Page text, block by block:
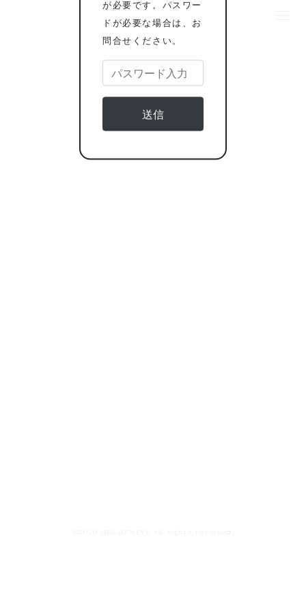
が必要です。パスワー
ドが必要な場合は、お
問合せください。
送信
©︎2020 GOLDENEYE All Rights Reserved.